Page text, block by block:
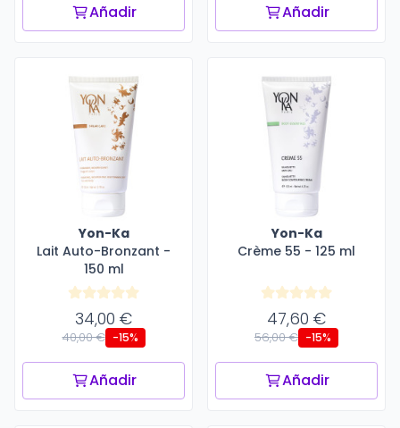
Añadir Añadir
Yon-Ka
Lait Auto-Bronzant -
150 ml
34,00 €
40,00 € -15%
Añadir
Yon-Ka
Crème 55 - 125 ml
47,60 €
56,00 € -15%
Añadir